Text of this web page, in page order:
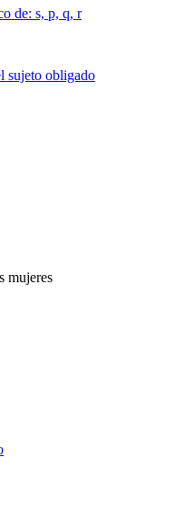
de: s, p, q, r
sujeto obligado
mujeres